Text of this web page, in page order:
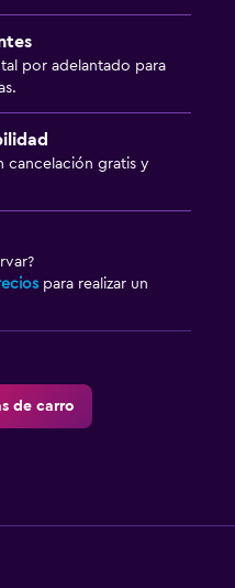
por adelantado para
cancelación gratis y
para realizar un
de carro